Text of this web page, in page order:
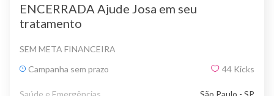
ENCERRADA Ajude Josa em seu
tratamento
SEM META FINANCEIRA
Campanha sem prazo
44 Kicks
Saúde e Emergências São Paulo - SP